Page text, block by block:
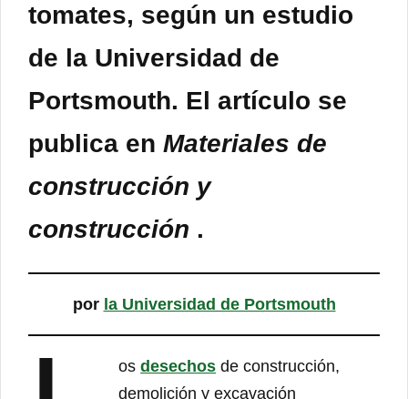
tomates, según un estudio
de la Universidad de
Portsmouth. El artículo se
publica en Materiales de
construcción y
construcción .
por la Universidad de Portsmouth
osdesechos de construcción,
demolición y excavación